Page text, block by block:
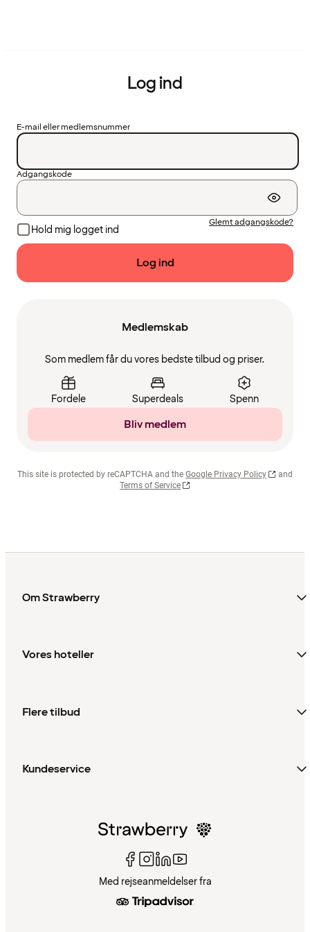
Log ind
E-mail eller medlemsnummer
Adgangskode
Hold mig logget ind
Glemt adgangskode?
Log ind
Medlemskab
Som medlem får du vores bedste tilbud og priser.
Fordele Superdeals Spenn
Bliv medlem
This site is protected by reCAPTCHA and the Google Privacy Policy
and
Terms of Service
Om Strawberry
Vores hoteller
Flere tilbud
Kundeservice
Med rejseanmeldelser fra